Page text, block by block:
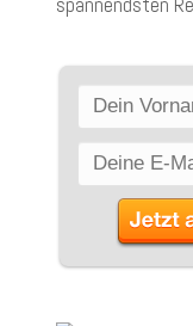
spannendsten